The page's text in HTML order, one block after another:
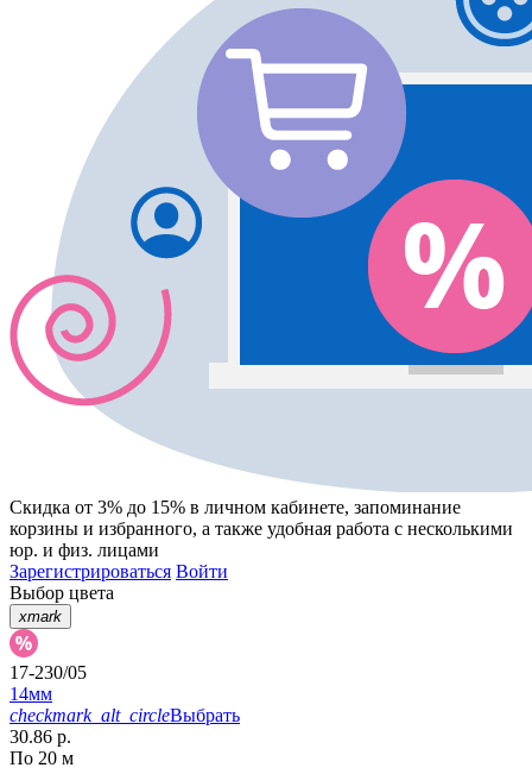
Скидка от 3% до 15% в личном кабинете, запоминание
корзины и избранного, а также удобная работа с несколькими
юр. и физ. лицами
Зарегистрироваться Войти
Выбор цвета
xmark
17-230/05
14мм
checkmark_alt_circleВыбрать
30.86 р.
По 20 м